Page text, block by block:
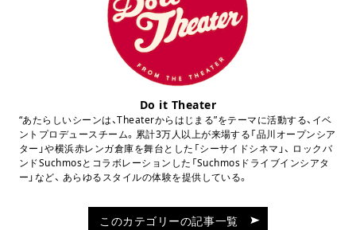
Do it Theater
“あたらしいシーンは、Theaterからはじまる”をテーマに活動する、イベ
ントプロデュースチーム。 累計3万人以上が来場する「品川オープンシア
ター」や横浜赤レンガ倉庫を舞台とした「シーサイドシネマ」、 ロックバ
ンドSuchmosとコラボレーションした「Suchmosドライブインシアタ
ー」など、 あらゆるスタイルの体験を提供している。
このカテゴリーの記事一覧